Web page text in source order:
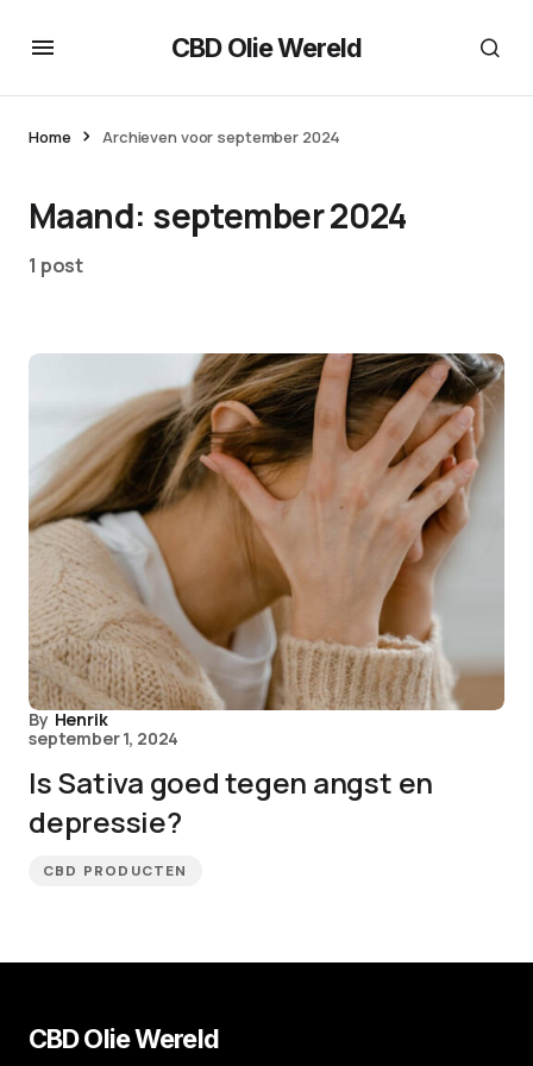
CBD Olie Wereld
Home Archieven voor september 2024
Maand: september 2024
1 post
By Henrik
september 1, 2024
Is Sativa goed tegen angst en
depressie?
CBD PRODUCTEN
CBD Olie Wereld